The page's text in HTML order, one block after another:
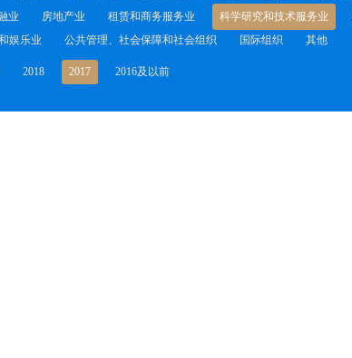
业 房地产业 租赁和商务服务业 科学研究和技术服务业
娱乐业 公共管理、社会保障和社会组织 国际组织 其他
2018 2017 2016及以前